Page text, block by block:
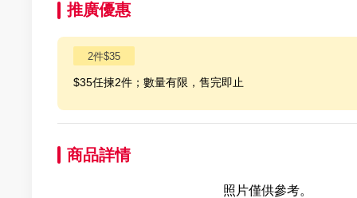
推廣優惠
2件$35
$35任揀2件；數量有限，售完即止
商品詳情
照片僅供參考。